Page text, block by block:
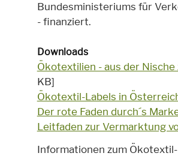
Bundesministeriums für
- finanziert.
Downloads
Ökotextilien - aus der
KB]
Ökotextil-Labels in
Der rote Faden durch´s
Leitfaden zur Vermarktung
Informationen zum